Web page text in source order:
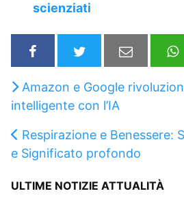
scienziati
Amazon e Google
intelligente con l’IA
Respirazione e Benessere:
e Significato profondo
ULTIME NOTIZIE ATTUALITÀ